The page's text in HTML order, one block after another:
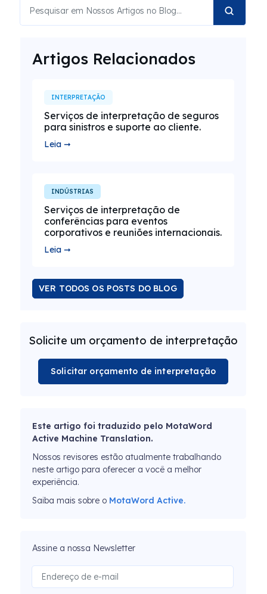
Artigos Relacionados
INTERPRETAÇÃO
Serviços de interpretação de seguros
para sinistros e suporte ao cliente.
Leia ➞
INDÚSTRIAS
Serviços de interpretação de
conferências para eventos
corporativos e reuniões internacionais.
Leia ➞
VER TODOS OS POSTS DO BLOG
Solicite um orçamento de interpretação
Solicitar orçamento de interpretação
Este artigo foi traduzido pelo MotaWord
Active Machine Translation.
Nossos revisores estão atualmente trabalhando
neste artigo para oferecer a você a melhor
experiência.
Saiba mais sobre o MotaWord Active.
Assine a nossa Newsletter